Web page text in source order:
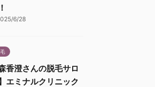
6/28
森香澄さんの脱毛サロ
エミナルクリニック